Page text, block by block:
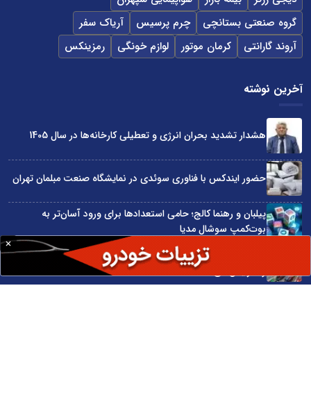
گروه صنعتی بستانچی
چرم پرسیس
آریاک سفر
آروند گارانتی
کرمان موتور لوازم خونگی رمزینکس
آخرین نوشته
هشدار تشدید بحران انرژی و تعطیلی کارخانه‌ها در سال 1405
حضور ایندکس با فناوری سوئدی در نمایشگاه صنعت مبلمان تهران
پیلبان و رهنما کالج؛ حامی استعدادها برای ورود آسان‌تر به
بوت‌کمپ سوشال مدیا
واردات مستقیم از چین؛ چگونه حذف واسطه‌ها سود کسب‌وکارها
را افزایش می‌دهد؟